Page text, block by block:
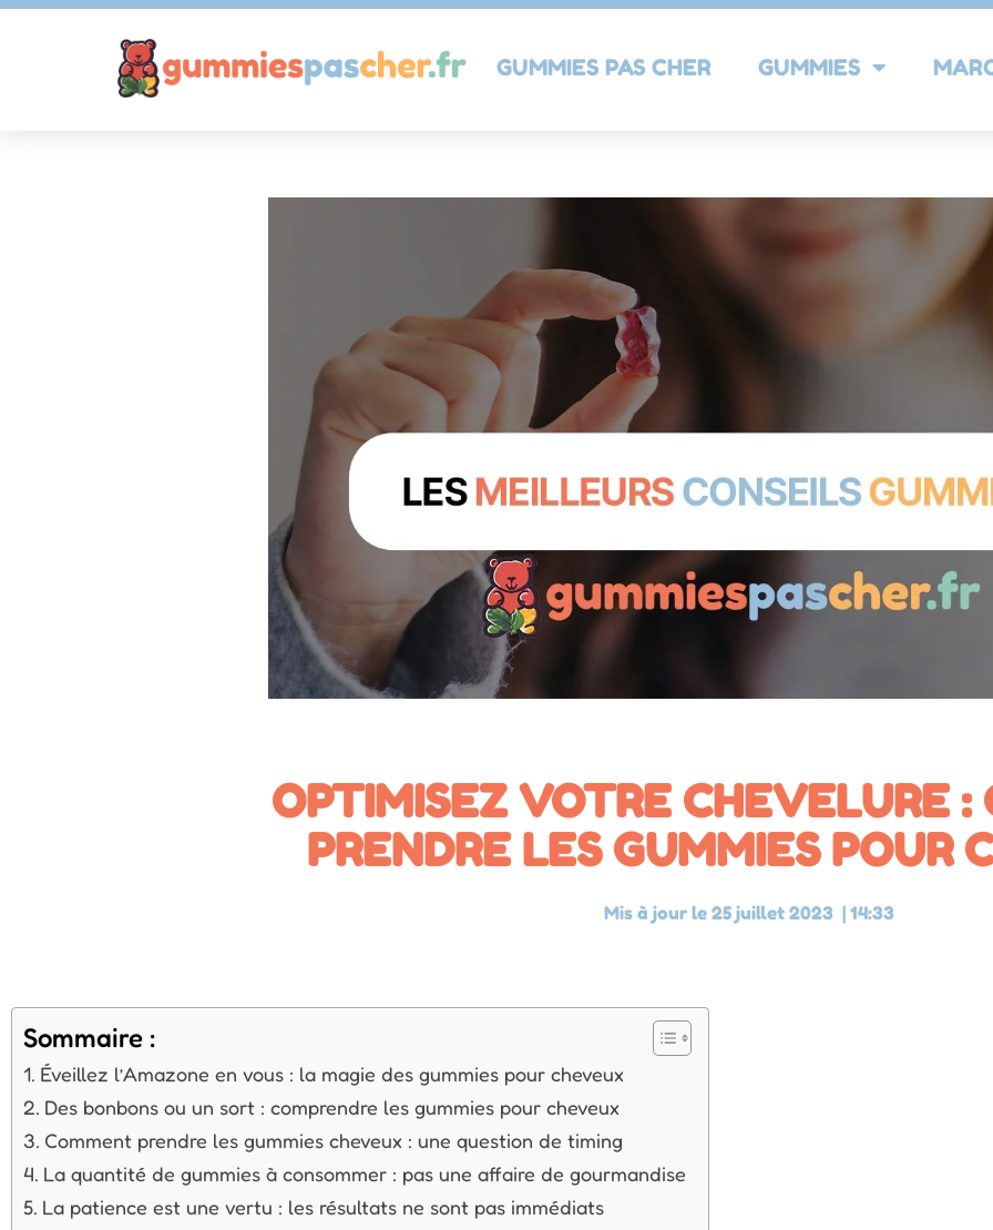
GUMMIES PAS CHER GUMMIES
OPTIMISEZ VOTRE CHEVELURE
PRENDRE LES GUMMIES POUR
Mis à jour le 25 juillet 2023 | 14:33
Sommaire :
Éveillez l’Amazone en vous : la magie des gummies pour cheveux
Des bonbons ou un sort : comprendre les gummies pour cheveux
Comment prendre les gummies cheveux : une question de timing
La quantité de gummies à consommer : pas une affaire de gourmandise
La patience est une vertu : les résultats ne sont pas immédiats